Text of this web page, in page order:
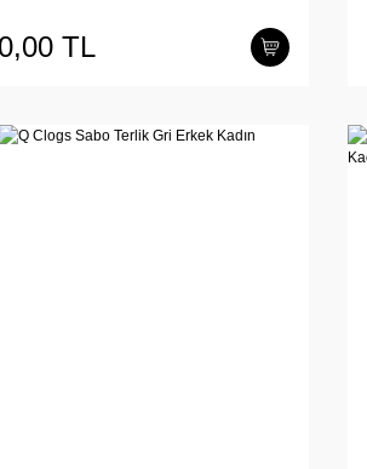
TL